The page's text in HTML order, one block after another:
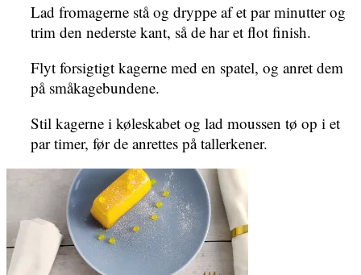
Lad fromagerne stå og dryppe af et par minutter og
trim den nederste kant, så de har et flot finish.
Flyt forsigtigt kagerne med en spatel, og anret dem
på småkagebundene.
Stil kagerne i køleskabet og lad moussen tø op i et
par timer, før de anrettes på tallerkener.